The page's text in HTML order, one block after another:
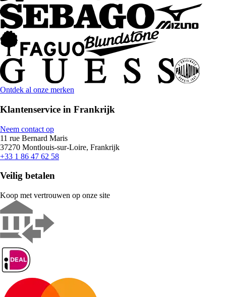
Ontdek al onze merken
Klantenservice in Frankrijk
Neem contact op
11 rue Bernard Maris
37270 Montlouis-sur-Loire, Frankrijk
+33 1 86 47 62 58
Veilig betalen
Koop met vertrouwen op onze site